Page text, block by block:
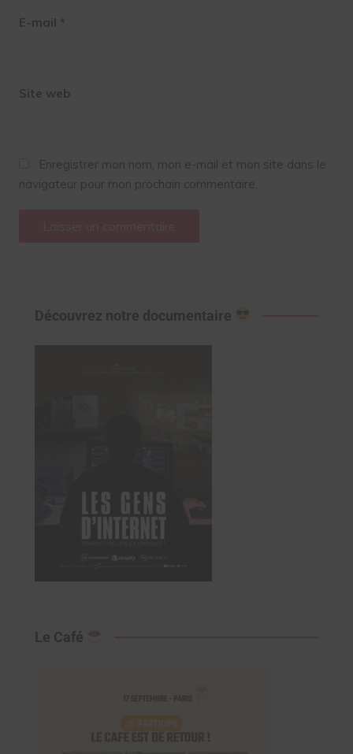
E-mail *
Site web
Enregistrer mon nom, mon e-mail et mon site dans le
navigateur pour mon prochain commentaire.
Découvrez notre documentaire
Le Café